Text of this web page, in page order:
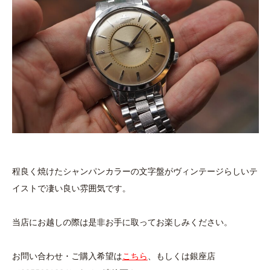
程良く焼けたシャンパンカラーの文字盤がヴィンテージらしいテ
イストで凄い良い雰囲気です。
当店にお越しの際は是非お手に取ってお楽しみください。
お問い合わせ・ご購入希望はこちら
、もしくは銀座店